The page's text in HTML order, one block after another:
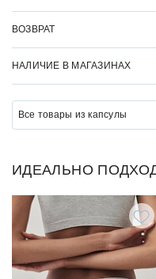
ВОЗВРАТ
НАЛИЧИЕ В МАГАЗИНАХ
Все товары из капсулы
ИДЕАЛЬНО